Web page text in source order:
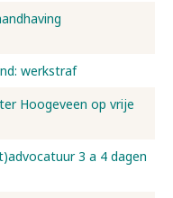
werkstraf
Hoogeveen op vrije
3 a 4 dagen